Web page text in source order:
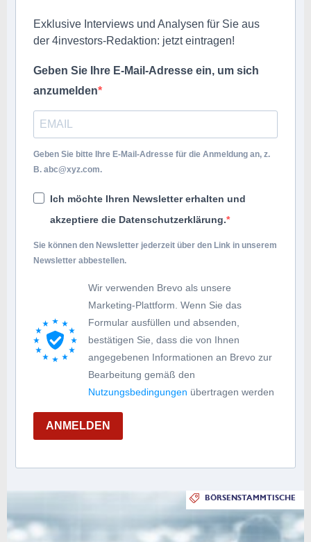
Exklusive Interviews und Analysen für Sie aus
der 4investors-Redaktion: jetzt eintragen!
Geben Sie Ihre E-Mail-Adresse ein, um sich
anzumelden
Geben Sie bitte Ihre E-Mail-Adresse für die Anmeldung an, z.
B. abc@xyz.com.
Ich möchte Ihren Newsletter erhalten und
akzeptiere die Datenschutzerklärung.
Sie können den Newsletter jederzeit über den Link in unserem
Newsletter abbestellen.
Wir verwenden Brevo als unsere
Marketing-Plattform. Wenn Sie das
Formular ausfüllen und absenden,
bestätigen Sie, dass die von Ihnen
angegebenen Informationen an Brevo zur
Bearbeitung gemäß den
Nutzungsbedingungen übertragen werden
ANMELDEN
BÖRSENSTAMMTISCHE